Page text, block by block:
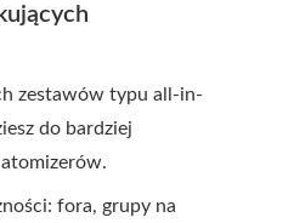
zestawów typu all-in-
do bardziej
fora, grupy na